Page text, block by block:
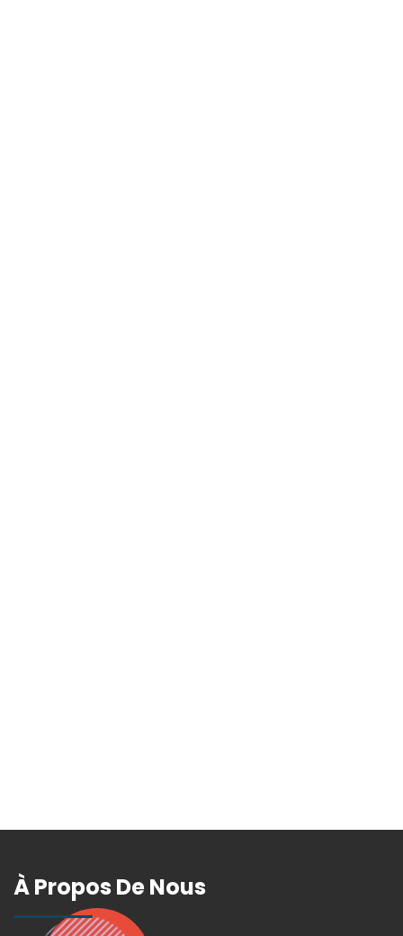
À Propos De Nous